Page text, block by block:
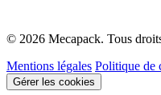
© 2026 Mecapack. Tous
Mentions légales Politique de
Gérer les cookies